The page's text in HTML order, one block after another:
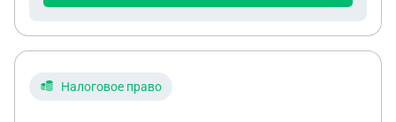
Налоговое право